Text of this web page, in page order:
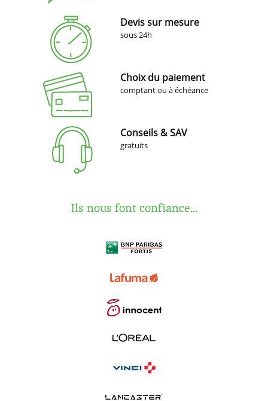
Devis sur mesure
sous 24h
Choix du paiement
comptant ou à échéance
Conseils & SAV
gratuits
Ils nous font confiance...